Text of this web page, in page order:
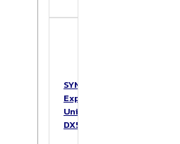
SYNOLOGY
Expansion
Unit
DX517